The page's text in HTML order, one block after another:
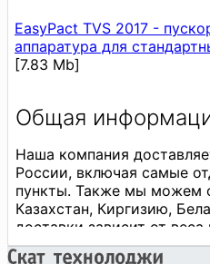
EasyPact TVS 2017 -
аппаратура для
[7.83 Mb]